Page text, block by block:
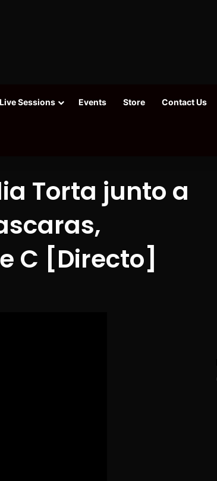
Live Sessions Events Store Contact Us
Torta junto a
C [Directo]